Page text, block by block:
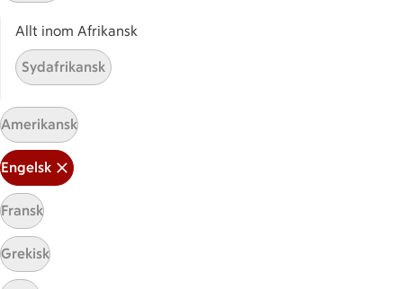
Här hittar du alla goda recept du har sparat och
Sidfot
Start
Allt inom Afrikansk
Sydafrikansk
Amerikansk
Engelsk
Fransk
Grekisk